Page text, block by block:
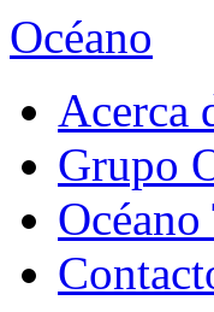
Océano
Acerca
Grupo